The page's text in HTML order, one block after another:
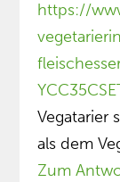
https://
Vegatarier
als dem
Zum